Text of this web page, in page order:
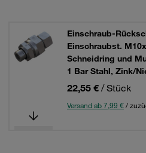
Einschraub-
Einschraubst.
Schneidring und
1 Bar Stahl, Zink/
22,55 € / Stück
Versand ab 7,99 €/